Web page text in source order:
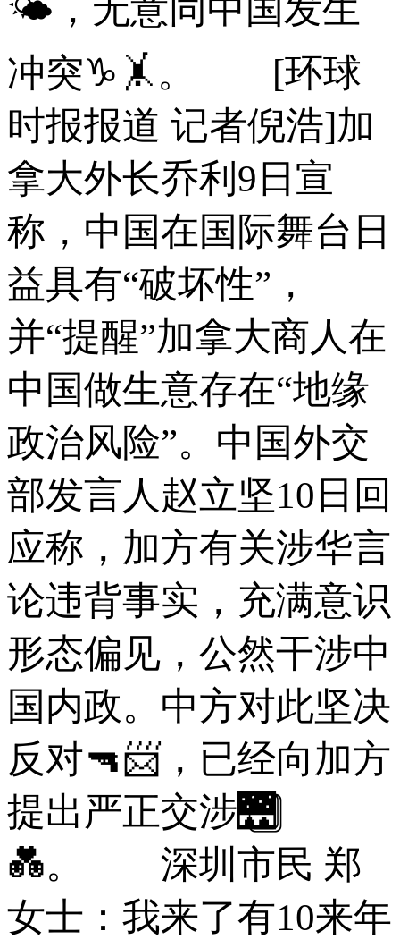
🌤，无意同中国发生
冲突♑🤸。 [环球
时报报道 记者倪浩]加
拿大外长乔利9日宣
称，中国在国际舞台日
益具有“破坏性”，
并“提醒”加拿大商人在
中国做生意存在“地缘
政治风险”。中国外交
部发言人赵立坚10日回
应称，加方有关涉华言
论违背事实，充满意识
形态偏见，公然干涉中
国内政。中方对此坚决
反对🔫📨，已经向加方
提出严正交涉🌉⃣
💑。 深圳市民 郑
女士：我来了有10来年